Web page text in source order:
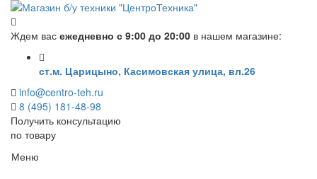
Ждем вас ежедневно с 9:00 до 20:00 в нашем магазине:
ст.м. Царицыно, Касимовская улица, вл.26
info@centro-teh.ru
8 (495) 181-48-98
Получить консультацию
по товару
Меню